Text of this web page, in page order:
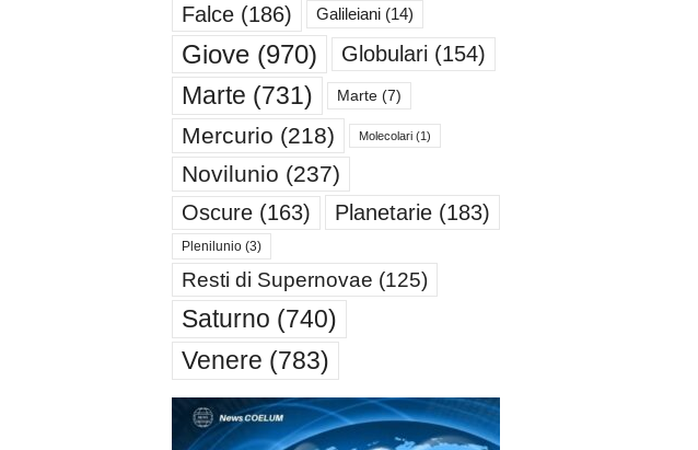
Falce(186) Galileiani(14)
Giove(970) Globulari (154)
Marte (731) Marte(7)
Mercurio (218) Molecolari(1)
Novilunio (237)
Oscure(163) Planetarie(183)
Plenilunio(3)
Resti di Supernovae (125)
Saturno (740)
Venere (783)